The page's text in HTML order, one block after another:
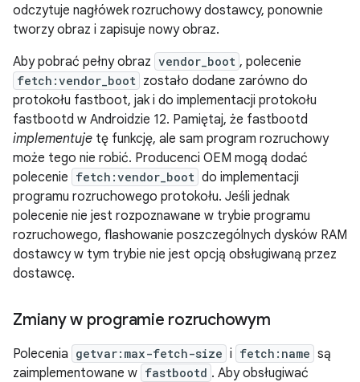
odczytuje nagłówek rozruchowy dostawcy, ponownie
tworzy obraz i zapisuje nowy obraz.
Aby pobrać pełny obraz vendor_boot , polecenie
fetch:vendor_boot zostało dodane zarówno do
protokołu fastboot, jak i do implementacji protokołu
fastbootd w Androidzie 12. Pamiętaj, że fastbootd
implementuje tę funkcję, ale sam program rozruchowy
może tego nie robić. Producenci OEM mogą dodać
polecenie fetch:vendor_boot do implementacji
programu rozruchowego protokołu. Jeśli jednak
polecenie nie jest rozpoznawane w trybie programu
rozruchowego, flashowanie poszczególnych dysków RAM
dostawcy w tym trybie nie jest opcją obsługiwaną przez
dostawcę.
Zmiany w programie rozruchowym
Polecenia getvar:max-fetch-size i fetch:name są
zaimplementowane w fastbootd . Aby obsługiwać